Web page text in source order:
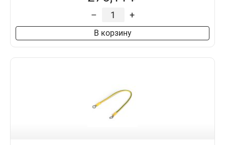
– +
В корзину